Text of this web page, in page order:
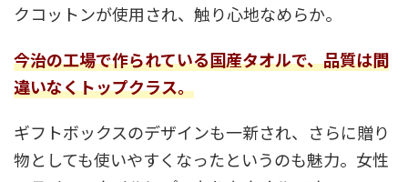
クコットンが使用され、触り心地なめらか。
今治の工場で作られている国産タオルで、品質は間
違いなくトップクラス。
ギフトボックスのデザインも一新され、さらに贈り
物としても使いやすくなったというのも魅力。女性